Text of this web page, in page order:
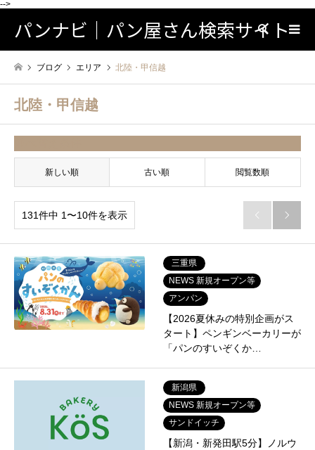
-->
パンナビ｜パン屋さん検索サイト検索
ブログ エリア 北陸・甲信越
北陸・甲信越
新しい順 古い順 閲覧数順
131件中 1〜10件を表示  
三重県
NEWS 新規オープン等
アンパン
【2026夏休みの特別企画がス
タート】ペンギンベーカリーが
「パンのすいぞくか…
新潟県
NEWS 新規オープン等
サンドイッチ
【新潟・新発田駅5分】ノルウ